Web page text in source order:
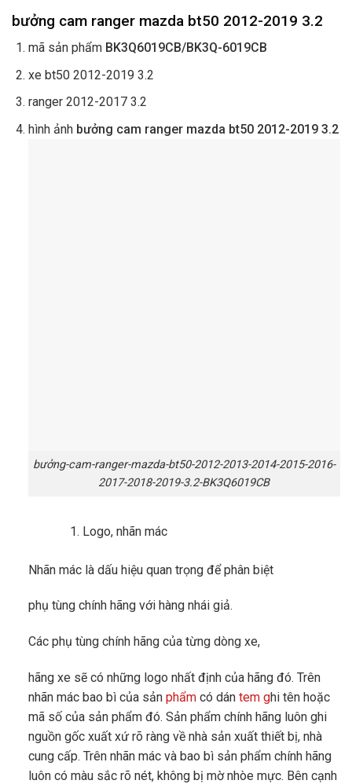
bưởng cam ranger mazda bt50 2012-2019 3.2
mã sản phẩm BK3Q6019CB/BK3Q-6019CB
xe bt50 2012-2019 3.2
ranger 2012-2017 3.2
hình ảnh bưởng cam ranger mazda bt50 2012-2019 3.2
bưởng-cam-ranger-mazda-bt50-2012-2013-2014-2015-2016-
2017-2018-2019-3.2-BK3Q6019CB
Logo, nhãn mác
Nhãn mác là dấu hiệu quan trọng để phân biệt
phụ tùng chính hãng với hàng nhái giả.
Các phụ tùng chính hãng của từng dòng xe,
hãng xe sẽ có những logo nhất định của hãng đó. Trên
nhãn mác bao bì của sản phẩmcó dán tem ghi tên hoặc
mã số của sản phẩm đó. Sản phẩm chính hãng luôn ghi
nguồn gốc xuất xứ rõ ràng về nhà sản xuất thiết bị, nhà
cung cấp. Trên nhãn mác và bao bì sản phẩm chính hãng
luôn có màu sắc rõ nét, không bị mờ nhòe mực. Bên cạnh